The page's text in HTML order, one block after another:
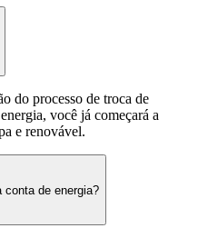
do processo de troca de
você já começará a
e renovável.
Preciso trocar a titularidade da minha conta de energia?